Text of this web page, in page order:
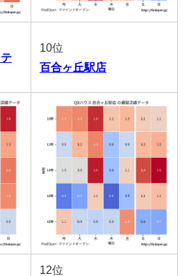
10位
百合ヶ丘駅店
12位